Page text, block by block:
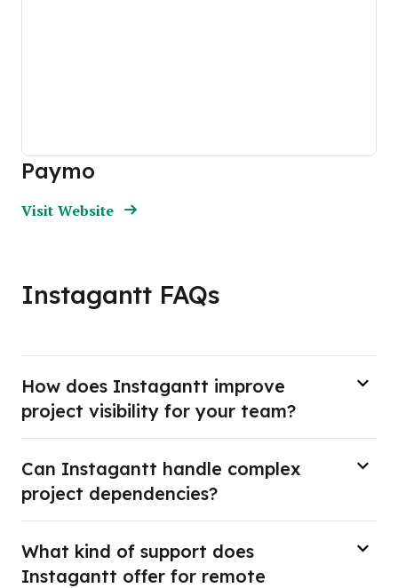
Paymo
Visit WebsiteOpens New Window
Instagantt FAQs
How does Instagantt improve
project visibility for your team?
Can Instagantt handle complex
project dependencies?
What kind of support does
Instagantt offer for remote